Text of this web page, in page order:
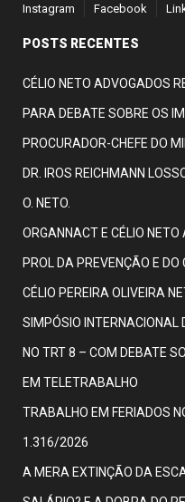
Instagram Facebook
POSTS RECENTES
CÉLIO NETO ADVOGADOS
PARA DEBATE SOBRE OS
PROCURADOR-CHEFE DO
DR. IROS REICHMANN
O. NETO.
ORGANNACT E CÉLIO
PROL DA PREVENÇÃO E DO
CÉLIO PEREIRA OLIVEIRA
SIMPÓSIO
NO TRT 8 – COM DEBATE
EM TELETRABALHO
TRABALHO EM FERIADOS
1.316/2026
A MERA EXTINÇÃO DA